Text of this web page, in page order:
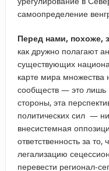
самоопределение
Перед нами, похоже,
как дружно полагают
существующих
карте мира множества
сообществ — это лишь
стороны, эта
политических сил —
внесистемная
ответственность за
легализацию
перевести регионал-